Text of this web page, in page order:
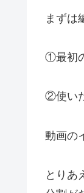
まずは
①最初
②使い
動画の
とりあ